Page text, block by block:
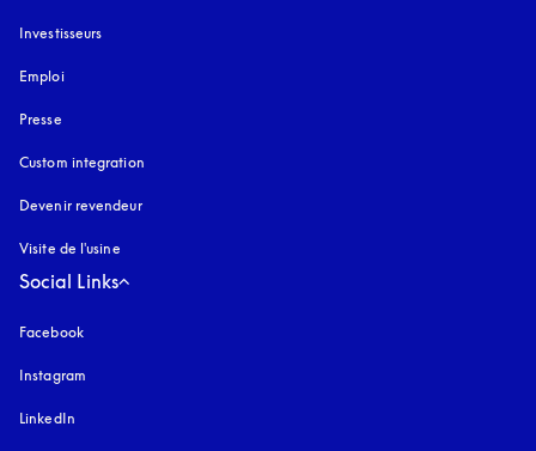
Investisseurs
Emploi
Presse
Custom integration
Devenir revendeur
Visite de l'usine
Social Links
Facebook
Instagram
LinkedIn